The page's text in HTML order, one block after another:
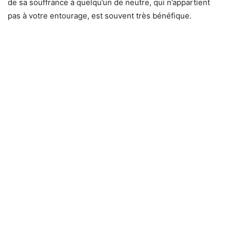
de sa souffrance à quelqu’un de neutre, qui n’appartient
pas à votre entourage, est souvent très bénéfique.